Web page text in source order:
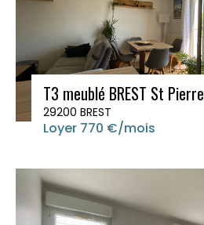
T3 meublé BREST St Pierre
29200 BREST
Loyer 770 €/mois